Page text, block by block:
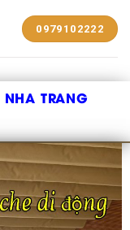
0979102222
NHA TRANG